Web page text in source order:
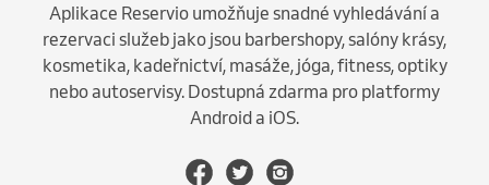
Aplikace Reservio umožňuje snadné vyhledávání a
rezervaci služeb jako jsou barbershopy, salóny krásy,
kosmetika, kadeřnictví, masáže, jóga, fitness, optiky
nebo autoservisy. Dostupná zdarma pro platformy
Android a iOS.